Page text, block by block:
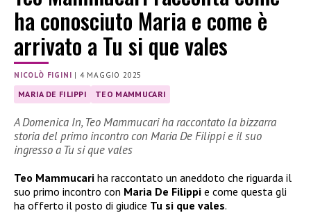
ha conosciuto Maria e come è
arrivato a Tu si que vales
NICOLÒ FIGINI | 4 MAGGIO 2025
MARIA DE FILIPPI TEO MAMMUCARI
A Domenica In, Teo Mammucari ha raccontato la bizzarra
storia del primo incontro con Maria De Filippi e il suo
ingresso a Tu si que vales
Teo Mammucari ha raccontato un aneddoto che riguarda il
suo primo incontro con Maria De Filippi e come questa gli
ha offerto il posto di giudice Tu si que vales.